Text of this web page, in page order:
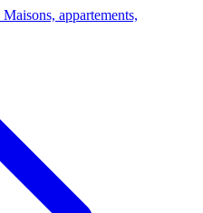
Maisons, appartements,